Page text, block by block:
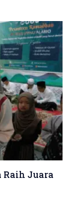
Raih Juara